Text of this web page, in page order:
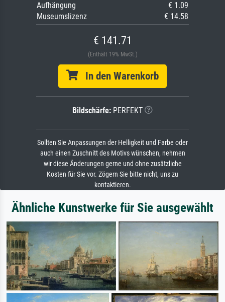
Aufhängung
€ 1.09
Museumslizenz
€ 14.58
€ 141.71
(Enthält 19% MwSt.)
In den Warenkorb
Bildschärfe: PERFEKT
Sollten Sie Anpassungen der Helligkeit und Farbe oder
auch einen Zuschnitt des Motivs wünschen, nehmen
wir diese Änderungen gerne und ohne zusätzliche
Kosten für Sie vor. Zögern Sie bitte nicht, uns zu
kontaktieren.
Ähnliche Kunstwerke für Sie ausgewählt